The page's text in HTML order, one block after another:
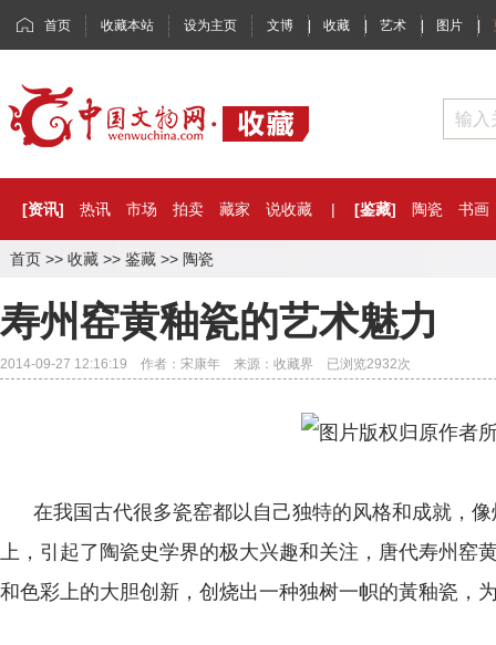
首页 收藏本站 设为主页 文博 | 收藏 | 艺术 | 图片 |
[资讯] 热讯 市场 拍卖 藏家 说收藏 | [鉴藏] 陶瓷 书画
首页 >> 收藏 >> 鉴藏 >> 陶瓷
寿州窑黄釉瓷的艺术魅力
2014-09-27 12:16:19 作者：宋康年 来源：收藏界 已浏览2932次
在我国古代很多瓷窑都以自己独特的风格和成就，像
上，引起了陶瓷史学界的极大兴趣和关注，唐代寿州窑
和色彩上的大胆创新，创烧出一种独树一帜的黃釉瓷，